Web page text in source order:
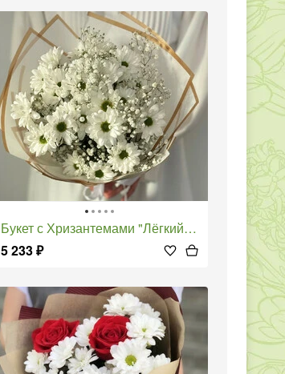
Букет с Хризантемами "Лёгкий Ветерок"
5 233₽